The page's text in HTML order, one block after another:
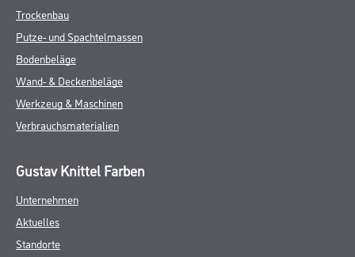
Trockenbau
Putze- und Spachtelmassen
Bodenbeläge
Wand- & Deckenbeläge
Werkzeug & Maschinen
Verbrauchsmaterialien
Gustav Knittel Farben
Unternehmen
Aktuelles
Standorte